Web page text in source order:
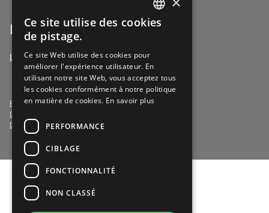
Bénévoles
Le bénévolat chez Vulpia
Privacy- & Cookies
Conditions générales
Déclaration d'accessibilité
DUTCH
Ce site utilise des cookies
de pistage.
Ce site Web utilise des cookies pour
améliorer l'expérience utilisateur. En
utilisant notre site Web, vous acceptez tous
les cookies conformément à notre politique
en matière de cookies. En savoir plus
PERFORMANCE
CIBLAGE
FONCTIONNALITÉ
NON CLASSÉ